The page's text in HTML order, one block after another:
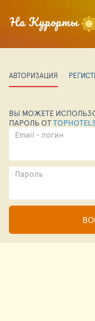
АВТОРИЗАЦИЯ
ВЫ МОЖЕТЕ
ПАРОЛЬ ОТ
Email - логин
Пароль